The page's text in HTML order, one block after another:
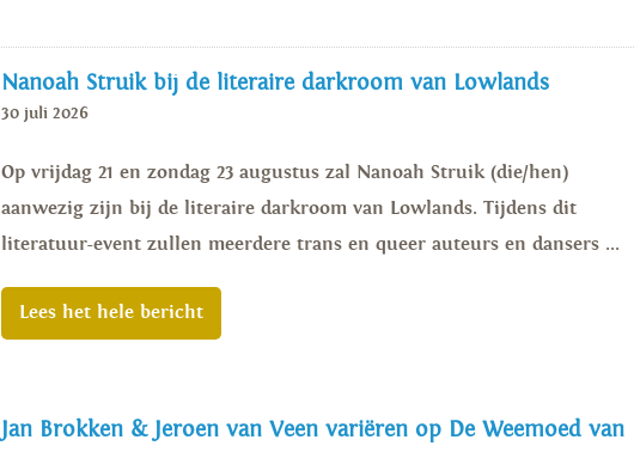
Nanoah Struik bij de literaire darkroom van Lowlands
30 juli 2026
Op vrijdag 21 en zondag 23 augustus zal Nanoah Struik (die/hen)
aanwezig zijn bij de literaire darkroom van Lowlands. Tijdens dit
literatuur-event zullen meerdere trans en queer auteurs en dansers ...
Lees het hele bericht
Jan Brokken & Jeroen van Veen variëren op De Weemoed van